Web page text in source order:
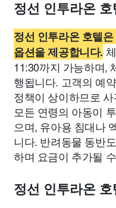
정선 인투라온
정선 인투라온 호텔
옵션을 제공합니다.
11:30까지 가능하며,
행됩니다. 고객의 예
정책이 상이하므로
모든 연령의 아동이
으며, 유아용 침대나
니다. 반려동물 동반
하며 요금이 추가될
정선 인투라온